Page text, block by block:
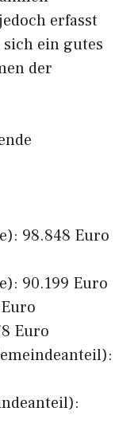
erfasst
ein gutes
der
98.848 Euro
90.199 Euro
Euro